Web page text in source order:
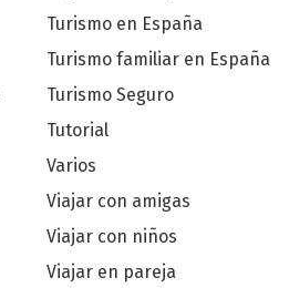
Turismo en España
Turismo familiar en España
Turismo Seguro
Tutorial
Varios
Viajar con amigas
Viajar con niños
Viajar en pareja